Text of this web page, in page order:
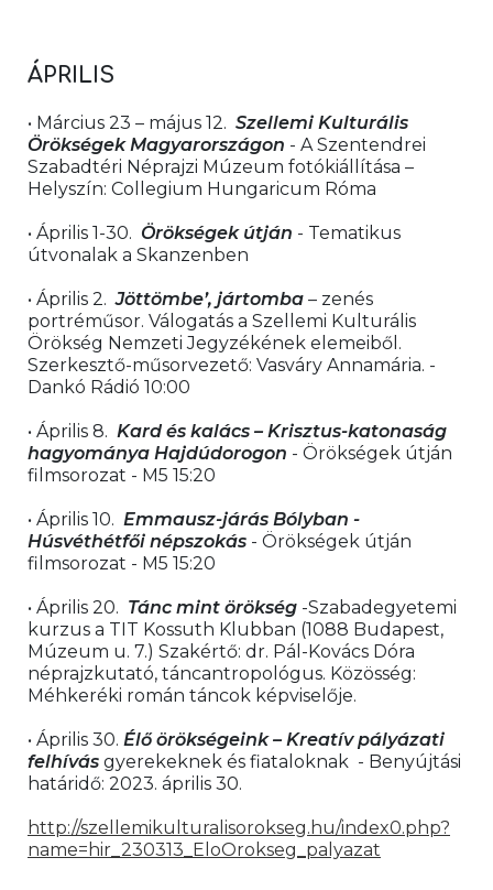
ÁPRILIS
• Március 23 – május 12. Szellemi Kulturális
Örökségek Magyarországon - A Szentendrei
Szabadtéri Néprajzi Múzeum fotókiállítása –
Helyszín: Collegium Hungaricum Róma
• Április 1-30. Örökségek útján - Tematikus
útvonalak a Skanzenben
• Április 2. Jöttömbe’, jártomba – zenés
portréműsor. Válogatás a Szellemi Kulturális
Örökség Nemzeti Jegyzékének elemeiből.
Szerkesztő-műsorvezető: Vasváry Annamária. -
Dankó Rádió 10:00
• Április 8. Kard és kalács – Krisztus-katonaság
hagyománya Hajdúdorogon - Örökségek útján
filmsorozat - M5 15:20
• Április 10. Emmausz-járás Bólyban -
Húsvéthétfői népszokás - Örökségek útján
filmsorozat - M5 15:20
• Április 20. Tánc mint örökség -Szabadegyetemi
kurzus a TIT Kossuth Klubban (1088 Budapest,
Múzeum u. 7.) Szakértő: dr. Pál-Kovács Dóra
néprajzkutató, táncantropológus. Közösség:
Méhkeréki román táncok képviselője.
• Április 30. Élő örökségeink – Kreatív pályázati
felhívás gyerekeknek és fiataloknak  - Benyújtási
határidő: 2023. április 30.
http://szellemikulturalisorokseg.hu/index0.php?
name=hir_230313_EloOrokseg_palyazat